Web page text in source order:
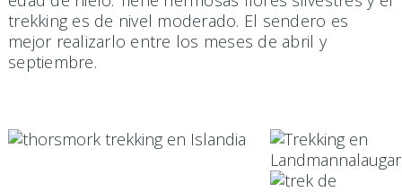
trekking es de nivel moderado. El sendero es
mejor realizarlo entre los meses de abril y
septiembre.